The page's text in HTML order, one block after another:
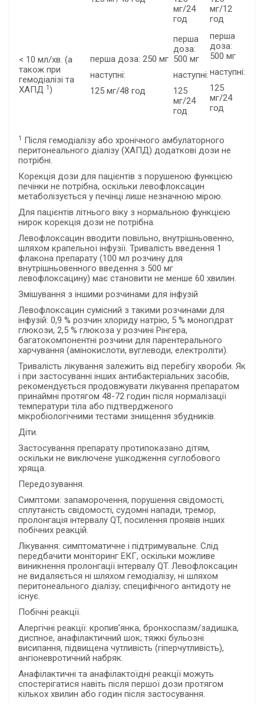
мг/24
год
мг/12
год
< 10 мл/хв. (а
також при
гемодіалізі та
ХАПД 1)
перша доза: 250 мг
наступні:
125 мг/48 год
перша
доза:
500 мг
наступні:
125
мг/24
год
перша
доза:
500 мг
наступні:
125
мг/24
год
1
Після гемодіалізу або хронічного амбулаторного
перитонеального діалізу (ХАПД) додаткові дози не
потрібні.
Корекція дози для пацієнтів з порушеною функцією
печінки не потрібна, оскільки левофлоксацин
метаболізується у печінці лише незначною мірою.
Для пацієнтів літнього віку з нормальною функцією
нирок корекція дози не потрібна.
Левофлоксацин вводити повільно, внутрішньовенно,
шляхом крапельної інфузії. Тривалість введення 1
флакона препарату (100 мл розчину для
внутрішньовенного введення з 500 мг
левофлоксацину) має становити не менше 60 хвилин.
Змішування з іншими розчинами для інфузій
Левофлоксацин сумісний з такими розчинами для
інфузій: 0,9 % розчин хлориду натрію, 5 % моногідрат
глюкози, 2,5 % глюкоза у розчині Рінгера,
багатокомпонентні розчини для парентерального
харчування (амінокислоти, вуглеводи, електроліти).
Тривалість лікування залежить від перебігу хвороби. Як
і при застосуванні інших антибактеріальних засобів,
рекомендується продовжувати лікування препаратом
принаймні протягом 48-72 годин після нормалізації
температури тіла або підтвердженого
мікробіологічними тестами знищення збудників.
Діти.
Застосування препарату протипоказано дітям,
оскільки не виключене ушкодження суглобового
хряща.
Передозування.
Симптоми: запаморочення, порушення свідомості,
сплутаність свідомості, судомні напади, тремор,
пролонгація інтервалу QT, посилення проявів інших
побічних реакцій.
Лікування: симптоматичне і підтримувальне. Слід
передбачити моніторинг ЕКГ, оскільки можливе
виникнення пролонгації інтервалу QT. Левофлоксацин
не видаляється ні шляхом гемодіалізу, ні шляхом
перитонеального діалізу; специфічного антидоту не
існує.
Побічні реакції.
Алергічні реакції: кропив’янка, бронхоспазм/задишка,
диспное, анафілактичний шок; тяжкі бульозні
висипання, підвищена чутливість (гіперчутливість),
ангіоневротичний набряк.
Анафілактичні та анафілактоїдні реакції можуть
спостерігатися навіть після першої дози протягом
кількох хвилин або годин після застосування.